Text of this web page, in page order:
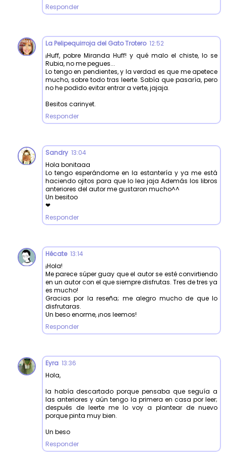
Responder
La Pelipequirroja del Gato Trotero 12:52
¡Huff, pobre Miranda Huff! y qué malo el chiste, lo se
Rubia, no me pegues...
Lo tengo en pendientes, y la verdad es que me apetece
mucho, sobre todo tras leerte. Sabía que pasaría, pero
no he podido evitar entrar a verte, jajaja.
Besitos carinyet.
Responder
Sandry 13:04
Hola bonitaaa
Lo tengo esperándome en la estantería y ya me está
haciendo ojitos para que lo lea jaja Además los libros
anteriores del autor me gustaron mucho^^
Un besitoo
❤
Responder
Hécate 13:14
¡Hola!
Me parece súper guay que el autor se esté convirtiendo
en un autor con el que siempre disfrutas. Tres de tres ya
es mucho!
Gracias por la reseña; me alegro mucho de que lo
disfrutaras.
Un beso enorme, ¡nos leemos!
Responder
Eyra 13:36
Hola,
la había descartado porque pensaba que seguía a
las anteriores y aún tengo la primera en casa por leer;
después de leerte me lo voy a plantear de nuevo
porque pinta muy bien.
Un beso
Responder